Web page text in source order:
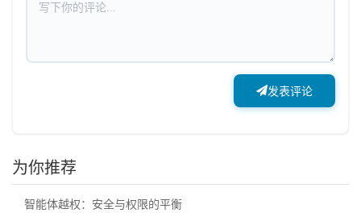
发表评论
为你推荐
智能体越权：安全与权限的平衡